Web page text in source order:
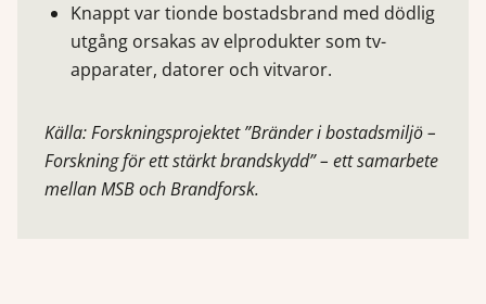
Knappt var tionde bostadsbrand med dödlig
utgång orsakas av elprodukter som tv-
apparater, datorer och vitvaror.
Källa: Forskningsprojektet ”Bränder i bostadsmiljö –
Forskning för ett stärkt brandskydd” – ett samarbete
mellan MSB och Brandforsk.